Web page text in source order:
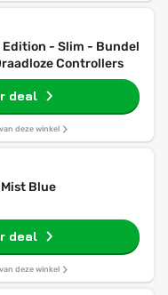
Edition - Slim - Bundel
Controllers
deal
deze winkel
Blue
deal
deze winkel